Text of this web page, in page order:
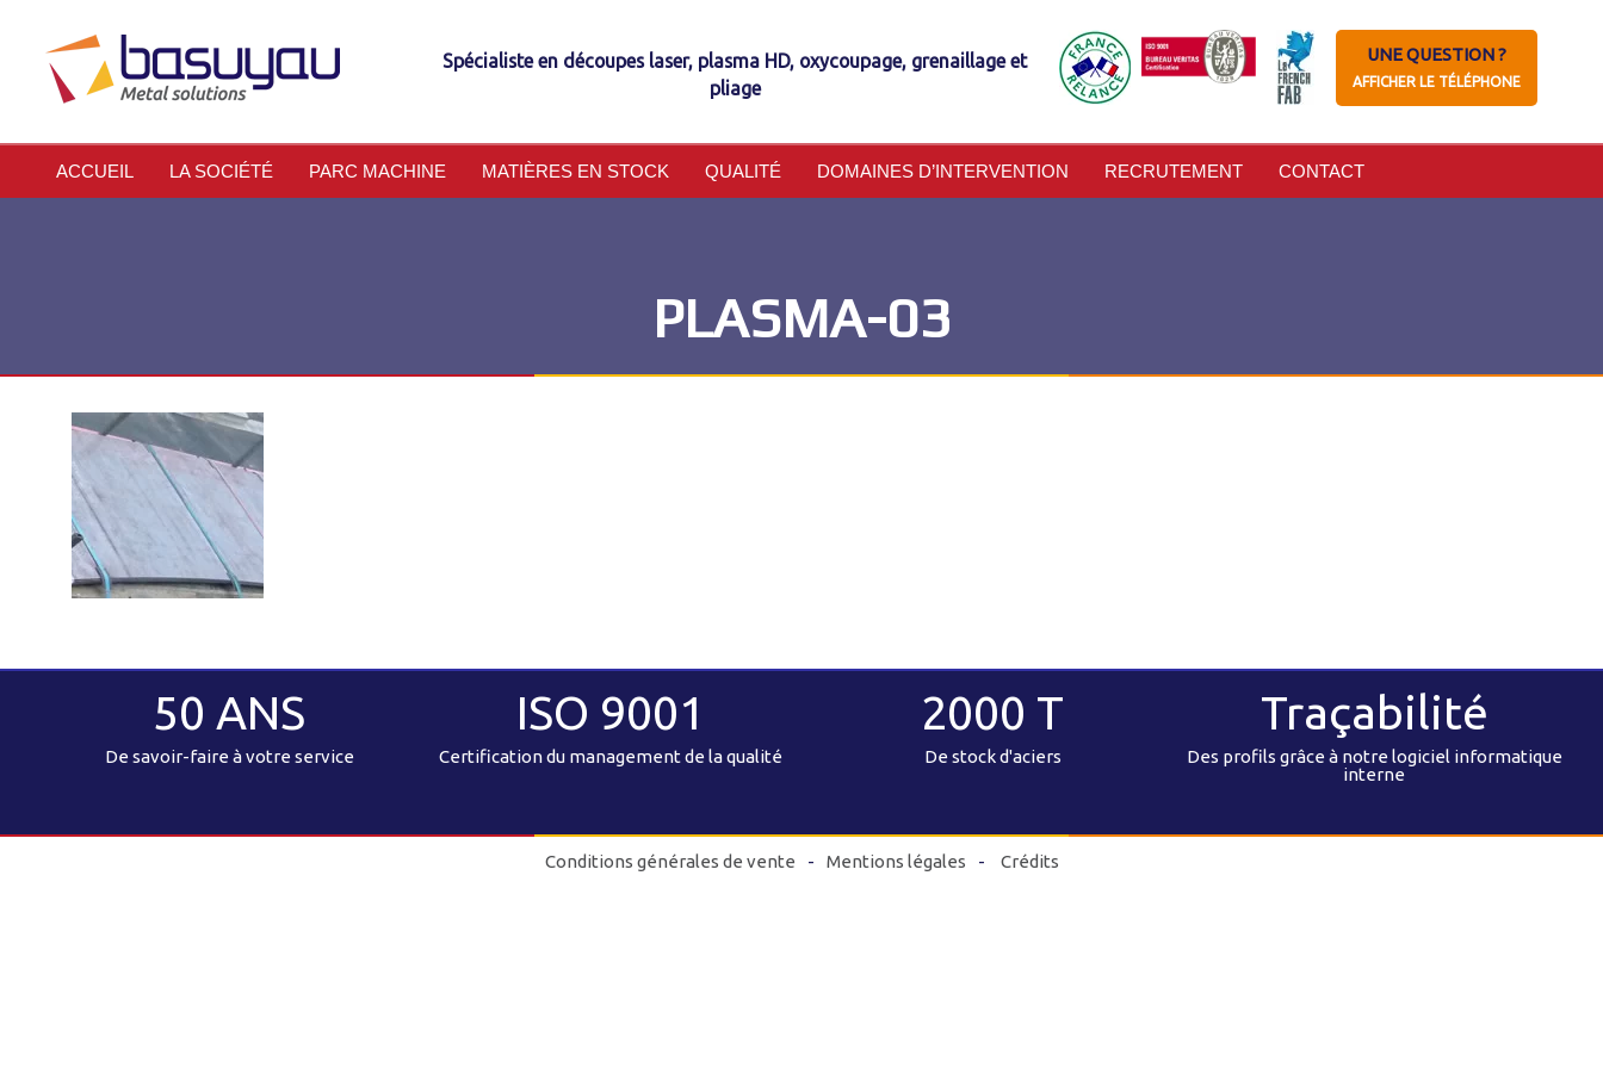
Spécialiste en découpes laser, plasma HD, oxycoupage, grenaillage et
pliage
UNE QUESTION ?
AFFICHER LE TÉLÉPHONE
ACCUEIL LA SOCIÉTÉ PARC MACHINE MATIÈRES EN STOCK QUALITÉ DOMAINES D’INTERVENTION RECRUTEMENT CONTACT
PLASMA-03
50 ANS
De savoir-faire à votre service
ISO 9001
Certification du management de la qualité
2000 T
De stock d'aciers
Traçabilité
Des profils grâce à notre logiciel informatique
interne
Conditions générales de vente Mentions légales Crédits